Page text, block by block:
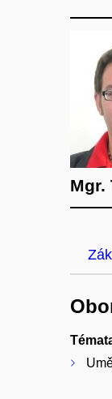
Mgr.